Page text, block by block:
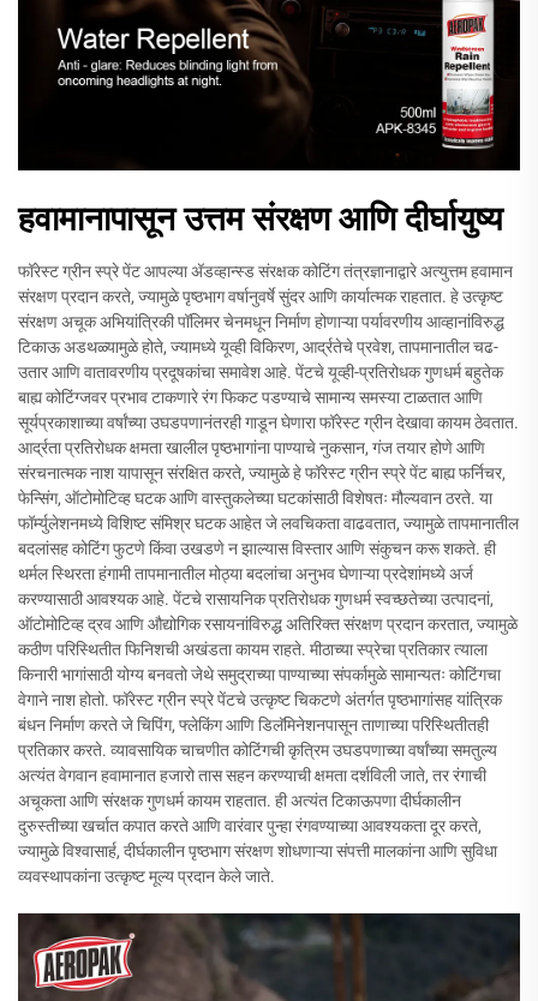
हवामानापासून उत्तम संरक्षण आणि दीर्घायुष्य
फॉरेस्ट ग्रीन स्प्रे पेंट आपल्या अ‍ॅडव्हान्स्ड संरक्षक कोटिंग तंत्रज्ञानाद्वारे अत्युत्तम हवामान
संरक्षण प्रदान करते, ज्यामुळे पृष्ठभाग वर्षानुवर्षे सुंदर आणि कार्यात्मक राहतात. हे उत्कृष्ट
संरक्षण अचूक अभियांत्रिकी पॉलिमर चेनमधून निर्माण होणाऱ्या पर्यावरणीय आव्हानांविरुद्ध
टिकाऊ अडथळ्यामुळे होते, ज्यामध्ये यूव्ही विकिरण, आर्द्रतेचे प्रवेश, तापमानातील चढ-
उतार आणि वातावरणीय प्रदूषकांचा समावेश आहे. पेंटचे यूव्ही-प्रतिरोधक गुणधर्म बहुतेक
बाह्य कोटिंग्जवर प्रभाव टाकणारे रंग फिकट पडण्याचे सामान्य समस्या टाळतात आणि
सूर्यप्रकाशाच्या वर्षांच्या उघडपणानंतरही गाडून घेणारा फॉरेस्ट ग्रीन देखावा कायम ठेवतात.
आर्द्रता प्रतिरोधक क्षमता खालील पृष्ठभागांना पाण्याचे नुकसान, गंज तयार होणे आणि
संरचनात्मक नाश यापासून संरक्षित करते, ज्यामुळे हे फॉरेस्ट ग्रीन स्प्रे पेंट बाह्य फर्निचर,
फेन्सिंग, ऑटोमोटिव्ह घटक आणि वास्तुकलेच्या घटकांसाठी विशेषतः मौल्यवान ठरते. या
फॉर्म्युलेशनमध्ये विशिष्ट संमिश्र घटक आहेत जे लवचिकता वाढवतात, ज्यामुळे तापमानातील
बदलांसह कोटिंग फुटणे किंवा उखडणे न झाल्यास विस्तार आणि संकुचन करू शकते. ही
थर्मल स्थिरता हंगामी तापमानातील मोठ्या बदलांचा अनुभव घेणाऱ्या प्रदेशांमध्ये अर्ज
करण्यासाठी आवश्यक आहे. पेंटचे रासायनिक प्रतिरोधक गुणधर्म स्वच्छतेच्या उत्पादनां,
ऑटोमोटिव्ह द्रव आणि औद्योगिक रसायनांविरुद्ध अतिरिक्त संरक्षण प्रदान करतात, ज्यामुळे
कठीण परिस्थितीत फिनिशची अखंडता कायम राहते. मीठाच्या स्प्रेचा प्रतिकार त्याला
किनारी भागांसाठी योग्य बनवतो जेथे समुद्राच्या पाण्याच्या संपर्कामुळे सामान्यतः कोटिंगचा
वेगाने नाश होतो. फॉरेस्ट ग्रीन स्प्रे पेंटचे उत्कृष्ट चिकटणे अंतर्गत पृष्ठभागांसह यांत्रिक
बंधन निर्माण करते जे चिपिंग, फ्लेकिंग आणि डिलॅमिनेशनपासून ताणाच्या परिस्थितीतही
प्रतिकार करते. व्यावसायिक चाचणीत कोटिंगची कृत्रिम उघडपणाच्या वर्षांच्या समतुल्य
अत्यंत वेगवान हवामानात हजारो तास सहन करण्याची क्षमता दर्शविली जाते, तर रंगाची
अचूकता आणि संरक्षक गुणधर्म कायम राहतात. ही अत्यंत टिकाऊपणा दीर्घकालीन
दुरुस्तीच्या खर्चात कपात करते आणि वारंवार पुन्हा रंगवण्याच्या आवश्यकता दूर करते,
ज्यामुळे विश्वासार्ह, दीर्घकालीन पृष्ठभाग संरक्षण शोधणाऱ्या संपत्ती मालकांना आणि सुविधा
व्यवस्थापकांना उत्कृष्ट मूल्य प्रदान केले जाते.